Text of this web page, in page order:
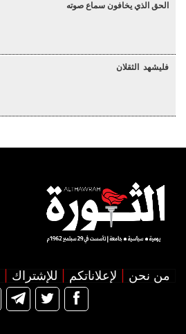
الحق الذي يخافون سماع صوته
فليشهد الثقلان
من نحن لإعلاناتكم للإشتراك